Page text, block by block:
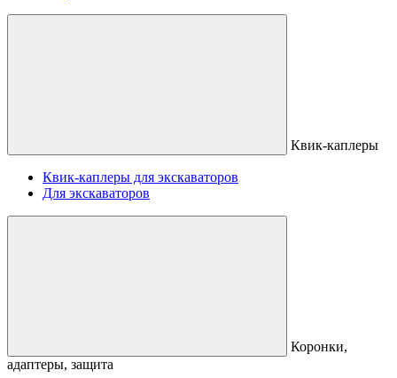
Квик-каплеры
Квик-каплеры для экскаваторов
Для экскаваторов
Коронки,
адаптеры, защита